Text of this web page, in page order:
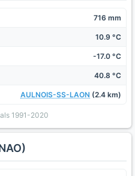
716 mm
10.9 °C
-17.0 °C
40.8 °C
AULNOIS-SS-LAON (2.4 km)
1991-2020